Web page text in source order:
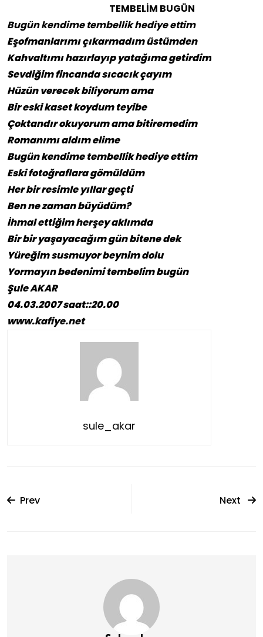
TEMBELİM BUGÜN
Bugün kendime tembellik hediye ettim
Eşofmanlarımı çıkarmadım üstümden
Kahvaltımı hazırlayıp yatağıma getirdim
Sevdiğim fincanda sıcacık çayım
Hüzün verecek biliyorum ama
Bir eski kaset koydum teyibe
Çoktandır okuyorum ama bitiremedim
Romanımı aldım elime
Bugün kendime tembellik hediye ettim
Eski fotoğraflara gömüldüm
Her bir resimle yıllar geçti
Ben ne zaman büyüdüm?
İhmal ettiğim herşey aklımda
Bir bir yaşayacağım gün bitene dek
Yüreğim susmuyor beynim dolu
Yormayın bedenimi tembelim bugün
Şule AKAR
04.03.2007 saat::20.00
www.kafiye.net
sule_akar
Prev Next